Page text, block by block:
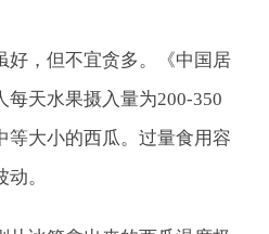
好，但不宜贪多。《中国居
每天水果摄入量为200-350
等大小的西瓜。过量食用容
。